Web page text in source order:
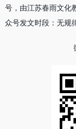
号，由江苏春雨文化
众号发文时段：无规